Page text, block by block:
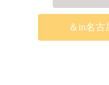
＆in名